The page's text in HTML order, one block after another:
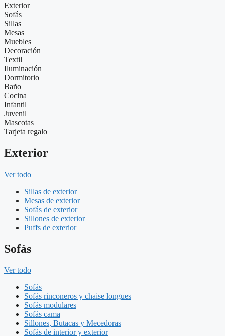
Exterior
Sofás
Sillas
Mesas
Muebles
Decoración
Textil
Iluminación
Dormitorio
Baño
Cocina
Infantil
Juvenil
Mascotas
Tarjeta regalo
Exterior
Ver todo
Sillas de exterior
Mesas de exterior
Sofás de exterior
Sillones de exterior
Puffs de exterior
Sofás
Ver todo
Sofás
Sofás rinconeros y chaise longues
Sofás modulares
Sofás cama
Sillones, Butacas y Mecedoras
Sofás de interior y exterior